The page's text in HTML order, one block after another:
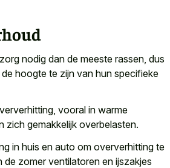
zorg nodig dan de meeste rassen , dus
hoogte te zijn van hun specifieke
vooral in warme
zich gemakkelijk overbelasten.
in huis en auto om oververhitting te
de zomer ventilatoren en ijszakjes